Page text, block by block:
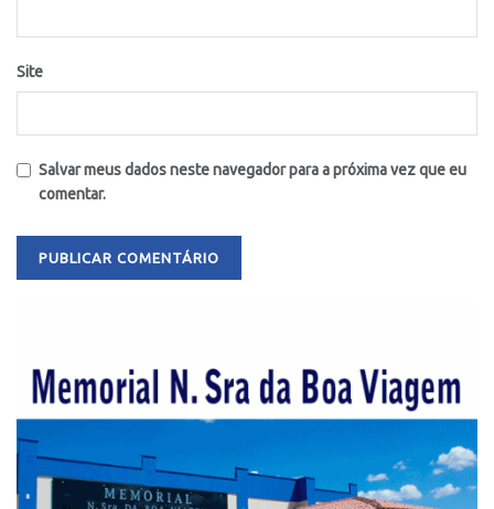
Site
Salvar meus dados neste navegador para a próxima vez que eu
comentar.